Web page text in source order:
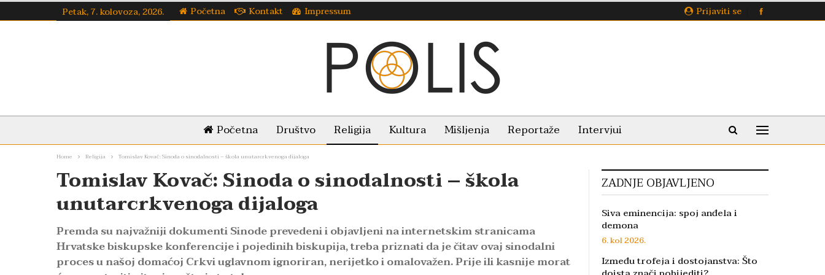
Prijaviti se
Petak, 7. kolovoza, 2026. Početna Kontakt Impressum
Početna Društvo Religija Kultura Mišljenja Reportaže Intervjui
Home Religija Tomislav Kovač: Sinoda o sinodalnosti – škola unutarcrkvenoga dijaloga
Tomislav Kovač: Sinoda o sinodalnosti – škola
unutarcrkvenoga dijaloga
Premda su najvažniji dokumenti Sinode prevedeni i objavljeni na internetskim stranicama
Hrvatske biskupske konferencije i pojedinih biskupija, treba priznati da je čitav ovaj sinodalni
proces u našoj domaćoj Crkvi uglavnom ignoriran, nerijetko i omalovažen. Prije ili kasnije morat
ZADNJE OBJAVLJENO
Siva eminencija: spoj anđela i
demona
6. kol 2026.
Između trofeja i dostojanstva: Što